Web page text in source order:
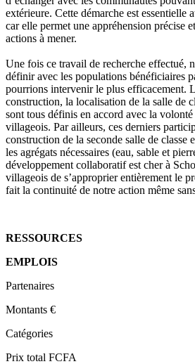
extérieure. Cette démarche est essentielle
car elle permet une appréhension précise
actions à mener.
Une fois ce travail de recherche effectué,
définir avec les populations bénéficiaires
pourrions intervenir le plus efficacement.
construction, la localisation de la salle de
sont tous définis en accord avec la volonté
villageois. Par ailleurs, ces derniers
construction de la seconde salle de classe
les agrégats nécessaires (eau, sable et
développement collaboratif est cher à
villageois de s’approprier entièrement le
fait la continuité de notre action même
RESSOURCES
EMPLOIS
Partenaires
Montants €
Catégories
Prix total FCFA